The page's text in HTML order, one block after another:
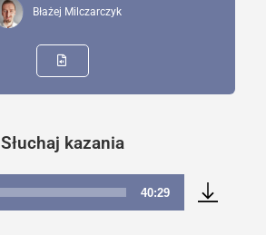
Błażej Milczarczyk
Słuchaj kazania
Odtwarzacz
40:29